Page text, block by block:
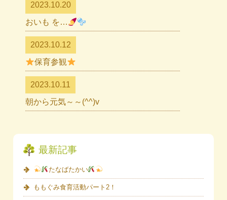
2023.10.20
おいも を…
2023.10.12
保育参観
2023.10.11
朝から元気～～(^^)v
最新記事
たなばたかい
ももぐみ食育活動パート2！